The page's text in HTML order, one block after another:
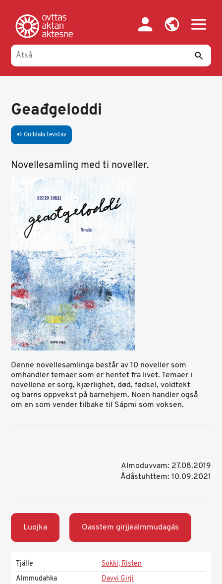
oajvve-
sisadnuj
Geađgeloddi
volume_up Gulldala tevstav
Novellesamling med ti noveller.
Denne novellesamlinga består av 10 noveller som
omhandler temaer som er hentet fra livet. Temaer i
novellene er sorg, kjærlighet, død, fødsel, voldtekt
og barns oppvekst på barnehjem. Noen handler også
om en som vender tilbake til Sápmi som voksen.
Almoduvvam: 27.08.2019
Ådåstuhttem: 10.09.2021
Luojka Oasstem girjjealmmudagás
Tjálle
Sokki, Risten
Almmudahka
Davvi Girji